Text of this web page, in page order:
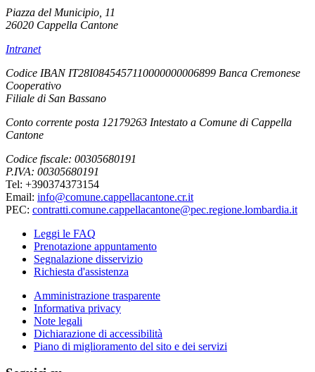
Piazza del Municipio, 11
26020 Cappella Cantone
Intranet
Codice IBAN IT28I0845457110000000006899 Banca Cremonese
Cooperativo
Filiale di San Bassano
Conto corrente posta 12179263 Intestato a Comune di Cappella
Cantone
Codice fiscale: 00305680191
P.IVA: 00305680191
Tel: +390374373154
Email: info@comune.cappellacantone.cr.it
PEC: contratti.comune.cappellacantone@pec.regione.lombardia.it
Leggi le FAQ
Prenotazione appuntamento
Segnalazione disservizio
Richiesta d'assistenza
Amministrazione trasparente
Informativa privacy
Note legali
Dichiarazione di accessibilità
Piano di miglioramento del sito e dei servizi